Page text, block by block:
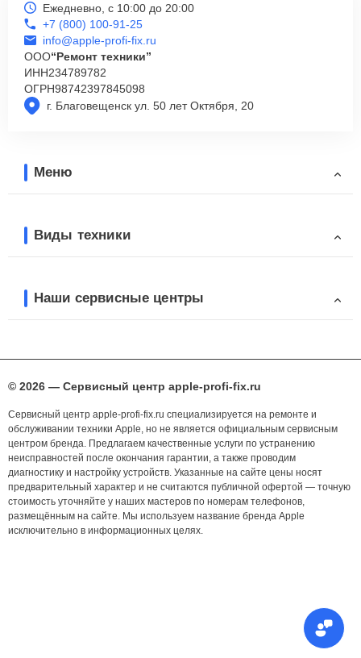
г. Благовещенск ул. 50 лет Октября, 20
Ежедневно, с 10:00 до 20:00
+7 (800) 100-91-25
info@apple-profi-fix.ru
ООО“Ремонт техники”
ИНН234789782
ОГРН98742397845098
Меню
Виды техники
Наши сервисные центры
© 2026 — Сервисный центр apple-profi-fix.ru
Сервисный центр apple-profi-fix.ru специализируется на ремонте и
обслуживании техники Apple, но не является официальным сервисным
центром бренда. Предлагаем качественные услуги по устранению
неисправностей после окончания гарантии, а также проводим
диагностику и настройку устройств. Указанные на сайте цены носят
предварительный характер и не считаются публичной офертой — точную
стоимость уточняйте у наших мастеров по номерам телефонов,
размещённым на сайте. Мы используем название бренда Apple
исключительно в информационных целях.